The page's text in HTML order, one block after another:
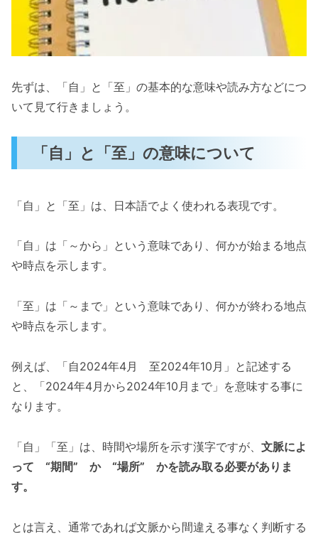
先ずは、「自」と「至」の基本的な意味や読み方などにつ
いて見て行きましょう。
「自」と「至」の意味について
「自」と「至」は、日本語でよく使われる表現です。
「自」は「～から」という意味であり、何かが始まる地点
や時点を示します。
「至」は「～まで」という意味であり、何かが終わる地点
や時点を示します。
例えば、「自2024年4月 至2024年10月」と記述する
と、「2024年4月から2024年10月まで」を意味する事に
なります。
「自」「至」は、時間や場所を示す漢字ですが、 文脈によ
って “期間” か “場所” かを読み取る必要がありま
す。
とは言え、通常であれば文脈から間違える事なく判断する